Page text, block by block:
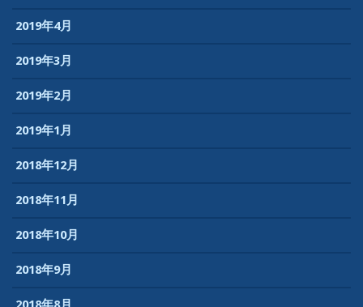
2019年4月
2019年3月
2019年2月
2019年1月
2018年12月
2018年11月
2018年10月
2018年9月